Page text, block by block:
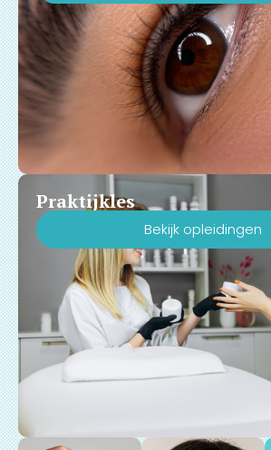
Praktijkles
Bekijk opleidingen